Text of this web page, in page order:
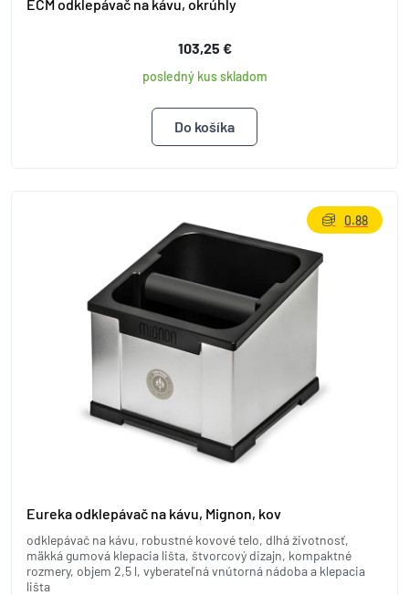
ECM odklepávač na kávu, okrúhly
103,25 €
posledný kus skladom
Eureka odklepávač na kávu, Mignon, kov
odklepávač na kávu, robustné kovové telo, dlhá životnosť,
mäkká gumová klepacia lišta, štvorcový dizajn, kompaktné
rozmery, objem 2,5 l, vyberateľná vnútorná nádoba a klepacia
lišta
0.88